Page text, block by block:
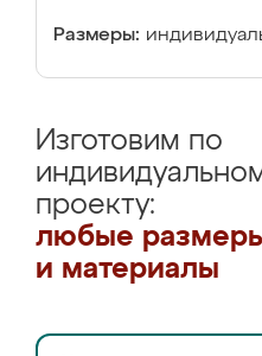
Размеры:
Изготовим по
проекту:
любые
и материалы